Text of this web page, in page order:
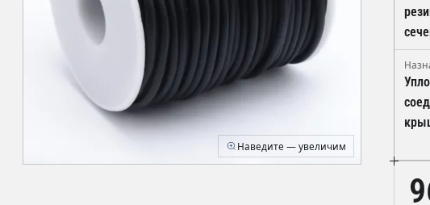
Наведите — увеличим